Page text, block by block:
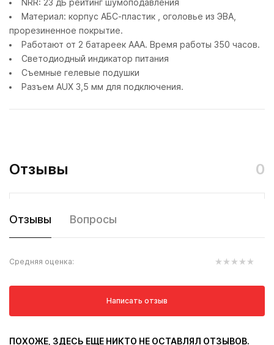
NRR: 23 дБ рейтинг шумоподавления
Материал: корпус АБС-пластик , оголовье из ЭВА,
прорезиненное покрытие.
Работают от 2 батареек ААА. Время работы 350 часов.
Светодиодный индикатор питания
Съемные гелевые подушки
Разъем AUX 3,5 мм для подключения.
Отзывы 0
Отзывы Вопросы
Средняя оценка:
Написать отзыв
ПОХОЖЕ, ЗДЕСЬ ЕЩЕ НИКТО НЕ ОСТАВЛЯЛ ОТЗЫВОВ.